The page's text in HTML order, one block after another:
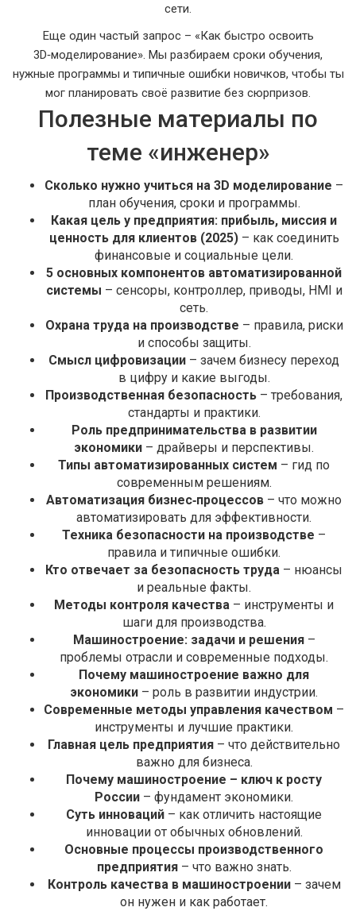
сети.
Еще один частый запрос – «Как быстро освоить
3D‑моделирование». Мы разбираем сроки обучения,
нужные программы и типичные ошибки новичков, чтобы ты
мог планировать своё развитие без сюрпризов.
Полезные материалы по
теме «инженер»
Сколько нужно учиться на 3D моделирование –
план обучения, сроки и программы.
Какая цель у предприятия: прибыль, миссия и
ценность для клиентов (2025)– как соединить
финансовые и социальные цели.
5 основных компонентов автоматизированной
системы – сенсоры, контроллер, приводы, HMI и
сеть.
Охрана труда на производстве – правила, риски
и способы защиты.
Смысл цифровизации – зачем бизнесу переход
в цифру и какие выгоды.
Производственная безопасность – требования,
стандарты и практики.
Роль предпринимательства в развитии
экономики – драйверы и перспективы.
Типы автоматизированных систем – гид по
современным решениям.
Автоматизация бизнес‑процессов – что можно
автоматизировать для эффективности.
Техника безопасности на производстве –
правила и типичные ошибки.
Кто отвечает за безопасность труда – нюансы
и реальные факты.
Методы контроля качества – инструменты и
шаги для производства.
Машиностроение: задачи и решения–
проблемы отрасли и современные подходы.
Почему машиностроение важно для
экономики – роль в развитии индустрии.
Современные методы управления качеством –
инструменты и лучшие практики.
Главная цель предприятия – что действительно
важно для бизнеса.
Почему машиностроение – ключ к росту
России – фундамент экономики.
Суть инноваций – как отличить настоящие
инновации от обычных обновлений.
Основные процессы производственного
предприятия– что важно знать.
Контроль качества в машиностроении– зачем
он нужен и как работает.